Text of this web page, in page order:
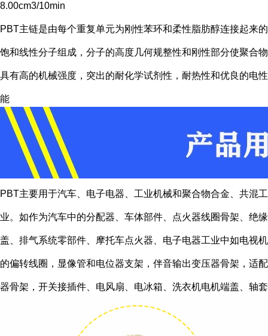
8.00cm3/10min
PBT主链是由每个重复单元为刚性苯环和柔性脂肪醇连接起来的
饱和线性分子组成，分子的高度几何规整性和刚性部分使聚合物
具有高的机械强度，突出的耐化学试剂性，耐热性和优良的电性
能
PBT主要用于汽车、电子电器、工业机械和聚合物合金、共混工
业。如作为汽车中的分配器、车体部件、点火器线圈骨架、绝缘
盖、排气系统零部件、摩托车点火器、电子电器工业中如电视机
的偏转线圈，显像管和电位器支架，伴音输出变压器骨架，适配
器骨架，开关接插件、电风扇、电冰箱、洗衣机电机端盖、轴套